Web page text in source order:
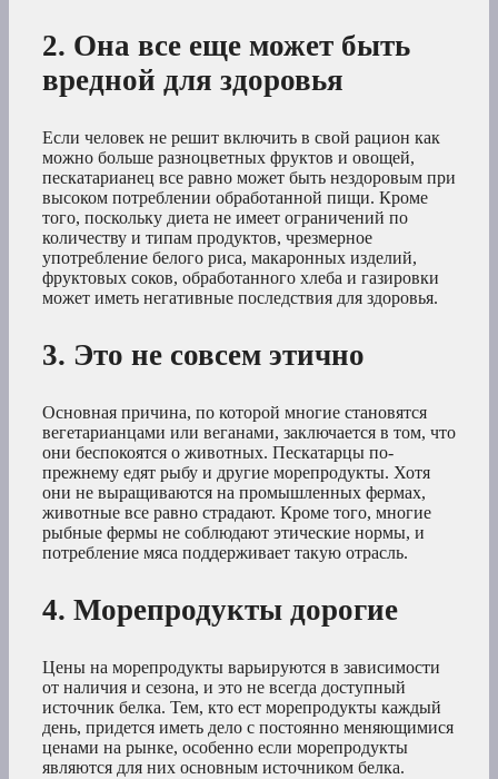
2. Она все еще может быть
вредной для здоровья
Если человек не решит включить в свой рацион как
можно больше разноцветных фруктов и овощей,
пескатарианец все равно может быть нездоровым при
высоком потреблении обработанной пищи. Кроме
того, поскольку диета не имеет ограничений по
количеству и типам продуктов, чрезмерное
употребление белого риса, макаронных изделий,
фруктовых соков, обработанного хлеба и газировки
может иметь негативные последствия для здоровья.
3. Это не совсем этично
Основная причина, по которой многие становятся
вегетарианцами или веганами, заключается в том, что
они беспокоятся о животных. Пескатарцы по-
прежнему едят рыбу и другие морепродукты. Хотя
они не выращиваются на промышленных фермах,
животные все равно страдают. Кроме того, многие
рыбные фермы не соблюдают этические нормы, и
потребление мяса поддерживает такую отрасль.
4. Морепродукты дорогие
Цены на морепродукты варьируются в зависимости
от наличия и сезона, и это не всегда доступный
источник белка. Тем, кто ест морепродукты каждый
день, придется иметь дело с постоянно меняющимися
ценами на рынке, особенно если морепродукты
являются для них основным источником белка.